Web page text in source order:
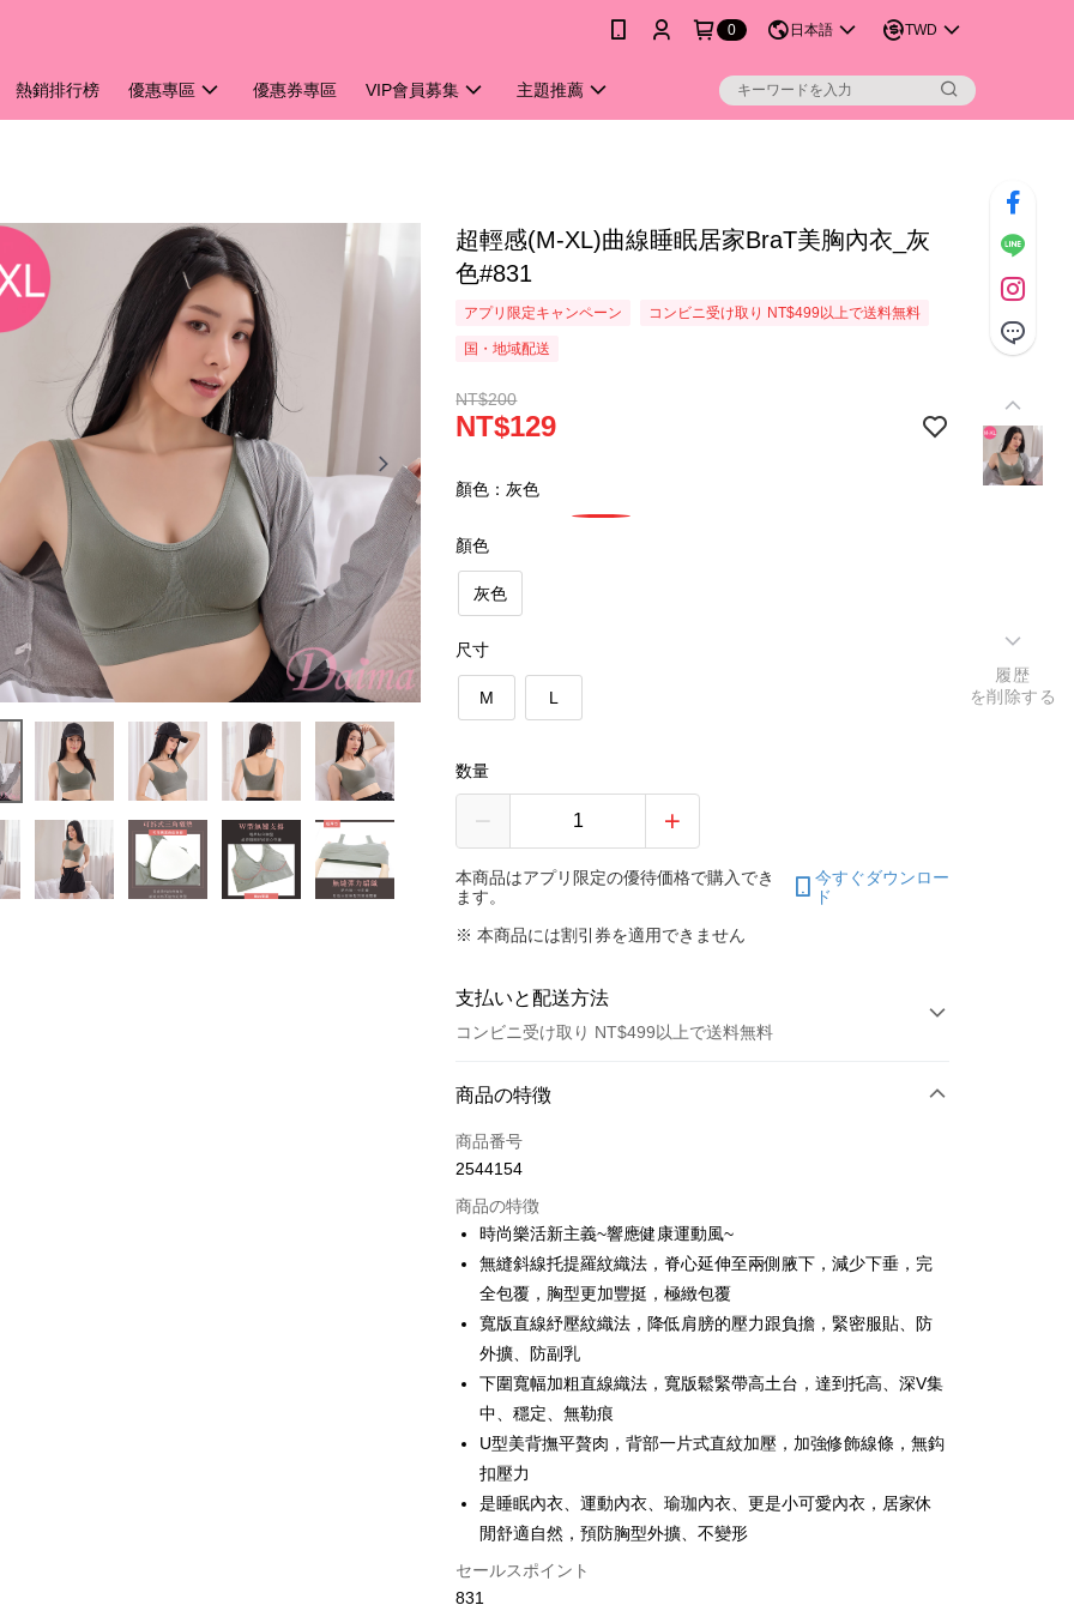
0 日本語 TWD
熱銷排行榜 優惠專區 優惠券專區 VIP會員募集 主題推薦
超輕感(M-XL)曲線睡眠居家BraT美胸內衣_灰
色#831
アプリ限定キャンペーン コンビニ受け取り NT$499以上で送料無料
国・地域配送
NT$200
NT$129
顏色：灰色
顏色
灰色
尺寸
M L
数量
本商品はアプリ限定の優待価格で購入でき
ます。
今すぐダウンロー
ド
※ 本商品には割引券を適用できません
支払いと配送方法
コンビニ受け取り NT$499以上で送料無料
お支払い方法
クレジットカード1回払い
コンビニ店頭代金引換
LINE Pay
Apple Pay
JKOPAY
Easy Wallet
Plus Pay
OP Pay Later
説明
【OP Pay Later 使用説明】
追加の申請なしで即時に利用可能です。
2. 支払い方法で「OP Pay Later」を選択すると、注文が成立した後に自
動的に OP Pay Later の取引プロセスに移行し、携帯番号を確認後、分割
払いの回数や支払い期限を選択し、支払いを確認すると取引が完了しま
AFTEE代金後払い
説明
一、 AFTEE代金後払いについて
1.お支払い方法でAFTEE代金後払いを選択すると、携帯電話認証ウィン
Hami Point
商品の特徴
商品番号
2544154
商品の特徴
時尚樂活新主義~響應健康運動風~
無縫斜線托提羅紋織法，脊心延伸至兩側腋下，減少下垂，完
全包覆，胸型更加豐挺，極緻包覆
寬版直線紓壓紋織法，降低肩膀的壓力跟負擔，緊密服貼、防
外擴、防副乳
下圍寬幅加粗直線織法，寬版鬆緊帶高土台，達到托高、深V集
中、穩定、無勒痕
U型美背撫平贅肉，背部一片式直紋加壓，加強修飾線條，無鈎
扣壓力
是睡眠內衣、運動內衣、瑜珈內衣、更是小可愛內衣，居家休
閒舒適自然，預防胸型外擴、不變形
セールスポイント
831
履歴
を削除する